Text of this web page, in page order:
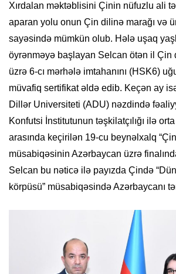
Xırdalan məktəblisini Çinin nüfuzlu ali
aparan yolu onun Çin dilinə marağı və
sayəsində mümkün olub. Hələ uşaq
öyrənməyə başlayan Selcan ötən il Çin
üzrə 6-cı mərhələ imtahanını (HSK6)
müvafiq sertifikat əldə edib. Keçən ay
Dillər Universiteti (ADU) nəzdində
Konfutsi İnstitutunun təşkilatçılığı ilə
arasında keçirilən 19-cu beynəlxalq
müsabiqəsinin Azərbaycan üzrə
Selcan bu nəticə ilə payızda Çində
körpüsü” müsabiqəsində Azərbaycanı